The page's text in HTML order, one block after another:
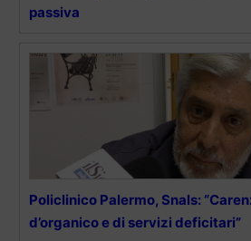
passiva
Policlinico Palermo, Snals:
d’organico e di servizi deficitari”